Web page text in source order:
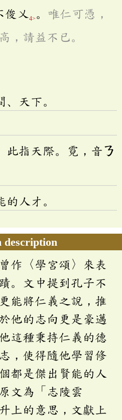
俊乂4> 。 唯仁可憑，
，請益不已。
天下。
此指天際。霓，音ㄋ
人才。
description
作〈學宮頌〉來表
。文中提到孔子不
能將仁義之說，推
他的志向更是豪邁
這種秉持仁義的德
，使得隨他學習修
都是傑出賢能的人
文為「志陵雲
上的意思，文獻上